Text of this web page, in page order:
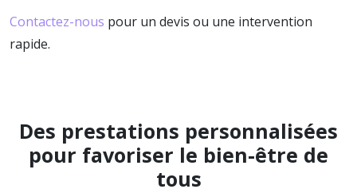
Contactez-nous pour un devis ou une intervention
rapide.
Des prestations personnalisées
pour favoriser le bien-être de
tous